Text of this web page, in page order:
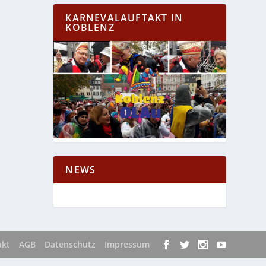
KARNEVALAUFTAKT IN
KOBLENZ
NEWS
AGB Datenschutz
Impressum